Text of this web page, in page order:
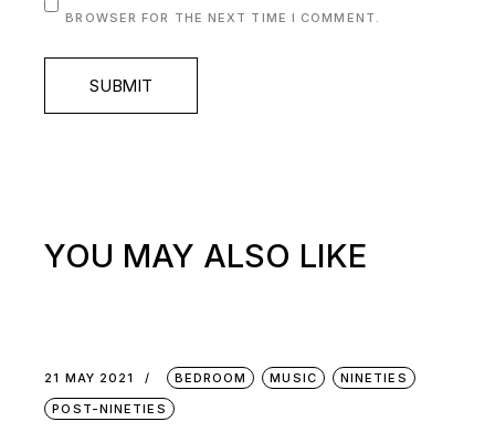
BROWSER FOR THE NEXT TIME I COMMENT.
SUBMIT
YOU MAY ALSO LIKE
21 MAY 2021 BEDROOM MUSIC
NINETIES
POST-NINETIES